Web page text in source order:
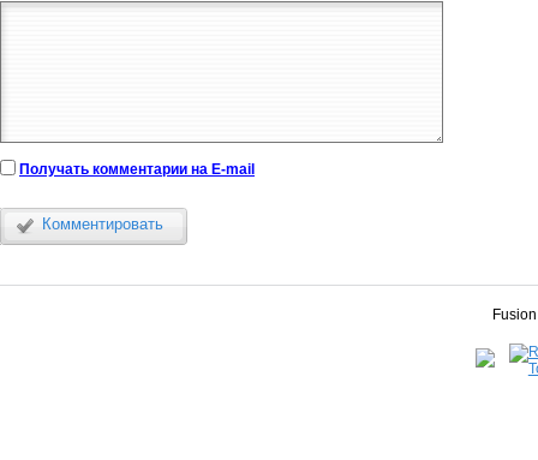
Получать комментарии на E-mail
Комментировать